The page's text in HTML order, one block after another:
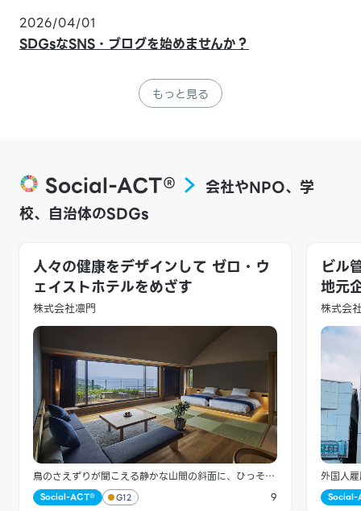
2026/04/01
SDGsなSNS・ブログを始めませんか？
もっと見る
Social-ACT®
会社やNPO、学
校、自治体のSDGs
人々の健康をデザインして ゼロ・ウ
ェイストホテルをめざす
株式会社凛門
鳥のさえずりが聞こえる静かな山間の斜面に、ひっそり
とたたずむホテルが江之浦リトリート 凛門。眼下には
海を見渡す景観が広がり、自然素材のやさしさにあふれ
Social-ACT® G12 9
ビル
地元
株式会
外国人
ルメン
ルなど
Social-